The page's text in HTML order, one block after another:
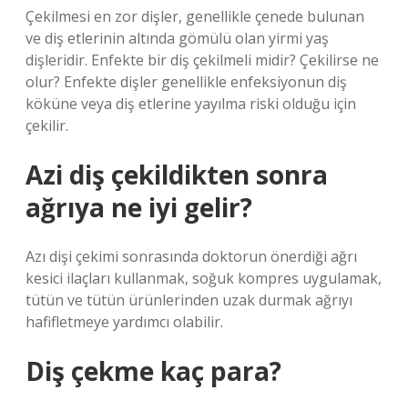
Çekilmesi en zor dişler, genellikle çenede bulunan
ve diş etlerinin altında gömülü olan yirmi yaş
dişleridir. Enfekte bir diş çekilmeli midir? Çekilirse ne
olur? Enfekte dişler genellikle enfeksiyonun diş
köküne veya diş etlerine yayılma riski olduğu için
çekilir.
Azi diş çekildikten sonra
ağrıya ne iyi gelir?
Azı dişi çekimi sonrasında doktorun önerdiği ağrı
kesici ilaçları kullanmak, soğuk kompres uygulamak,
tütün ve tütün ürünlerinden uzak durmak ağrıyı
hafifletmeye yardımcı olabilir.
Diş çekme kaç para?